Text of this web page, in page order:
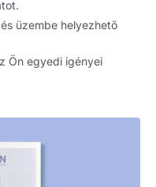
üzembe helyezhető
Ön egyedi igényei